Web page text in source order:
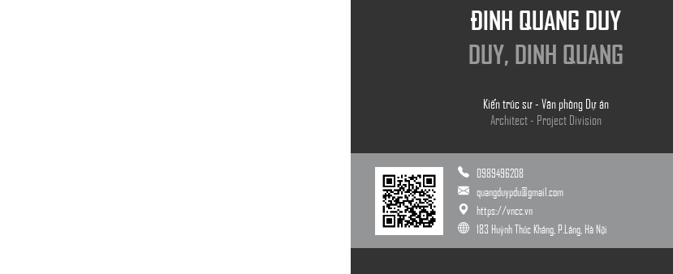
ĐINH QUANG DUY
DUY, DINH QUANG
Kiến trúc sư - Văn phòng Dự án
Architect - Project Division
0989496208
quangduypdu@gmail.com
https://vncc.vn
183 Huỳnh Thúc Kháng, P.Láng, Hà Nội